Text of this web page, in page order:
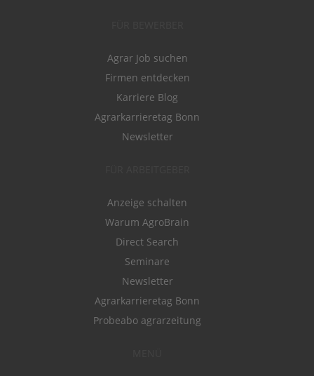
Agrar Job suchen
Firmen entdecken
Karriere Blog
Agrarkarrieretag Bonn
Newsletter
Anzeige schalten
Warum AgroBrain
Direct Search
Seminare
Newsletter
Agrarkarrieretag Bonn
Probeabo agrarzeitung